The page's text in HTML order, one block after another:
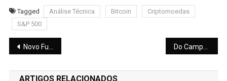
Tagged Análise Técnica Bitcoin
Criptomoedas
S&P 500
Navegação
de
Novo Fundo Imobiliário de Hotéis Premium do BTG Pactual: Rendimento de IPCA + 9% ao Ano
ARTIGOS RELACIONADOS